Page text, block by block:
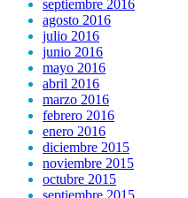
septiembre 2016
agosto 2016
julio 2016
junio 2016
mayo 2016
abril 2016
marzo 2016
febrero 2016
enero 2016
diciembre 2015
noviembre 2015
octubre 2015